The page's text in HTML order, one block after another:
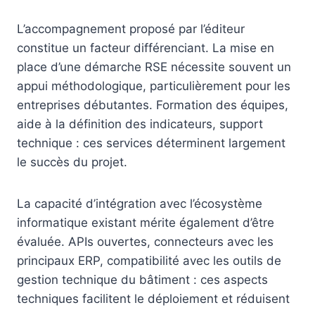
L’accompagnement proposé par l’éditeur
constitue un facteur différenciant. La mise en
place d’une démarche RSE nécessite souvent un
appui méthodologique, particulièrement pour les
entreprises débutantes. Formation des équipes,
aide à la définition des indicateurs, support
technique : ces services déterminent largement
le succès du projet.
La capacité d’intégration avec l’écosystème
informatique existant mérite également d’être
évaluée. APIs ouvertes, connecteurs avec les
principaux ERP, compatibilité avec les outils de
gestion technique du bâtiment : ces aspects
techniques facilitent le déploiement et réduisent